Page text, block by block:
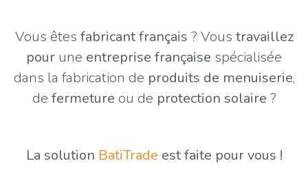
Vous êtes fabricant français ? Vous travaillez
pour une entreprise française spécialisée
dans la fabrication de produits de menuiserie,
de fermeture ou de protection solaire ?
La solution BatiTrade est faite pour vous !